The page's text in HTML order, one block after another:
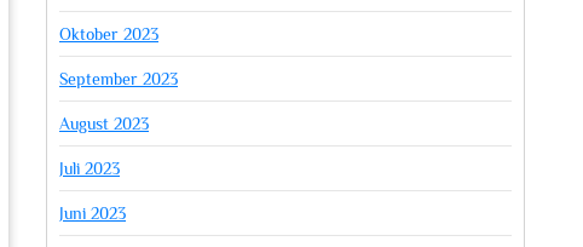
Oktober 2023
September 2023
August 2023
Juli 2023
Juni 2023